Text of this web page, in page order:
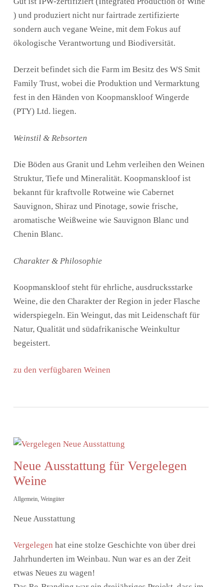
) und produziert nicht nur fairtrade zertifizierte
sondern auch vegane Weine, mit dem Fokus auf
ökologische Verantwortung und Biodiversität.
Derzeit befindet sich die Farm im Besitz des WS Smit
Family Trust, wobei die Produktion und Vermarktung
fest in den Händen von Koopmanskloof Wingerde
(PTY) Ltd. liegen.
Weinstil & Rebsorten
Die Böden aus Granit und Lehm verleihen den Weinen
Struktur, Tiefe und Mineralität. Koopmanskloof ist
bekannt für kraftvolle Rotweine wie Cabernet
Sauvignon, Shiraz und Pinotage, sowie frische,
aromatische Weißweine wie Sauvignon Blanc und
Chenin Blanc.
Charakter & Philosophie
Koopmanskloof steht für ehrliche, ausdrucksstarke
Weine, die den Charakter der Region in jeder Flasche
widerspiegeln. Ein Weingut, das mit Leidenschaft für
Natur, Qualität und südafrikanische Weinkultur
begeistert.
zu den verfügbaren Weinen
Neue Ausstattung für Vergelegen
Weine
Allgemein, Weingüter
Neue Ausstattung
Vergelegen hat eine stolze Geschichte von über drei
Jahrhunderten im Weinbau. Nun war es an der Zeit
etwas Neues zu wagen!